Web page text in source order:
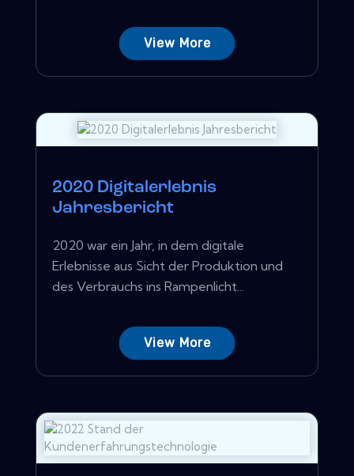
View More
2020 Digitalerlebnis
Jahresbericht
2020 war ein Jahr, in dem digitale
Erlebnisse aus Sicht der Produktion und
des Verbrauchs ins Rampenlicht...
View More